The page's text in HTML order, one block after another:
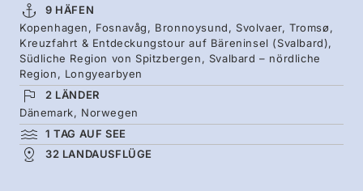
denen Papageientaucher nisten, bevor Sie Kurs
auf den hohen Norden nehmen. Wandern Sie
auf den legendären Berg Torghatten und
erleben Sie Tromsø, das Tor zur Arktis.
Verbringen Sie anschließend eine Woche in
der wilden Abgeschiedenheit Spitzbergens und
erkunden Sie die Region bei Wanderungen, mit
9 HÄFEN
Kopenhagen, Fosnavåg, Bronnoysund, Svolvaer, Tromsø,
Kreuzfahrt & Entdeckungstour auf Bäreninsel (Svalbard),
Südliche Region von Spitzbergen, Svalbard – nördliche
Region, Longyearbyen
2 LÄNDER
Dänemark, Norwegen
1 TAG AUF SEE
32 LANDAUSFLÜGE